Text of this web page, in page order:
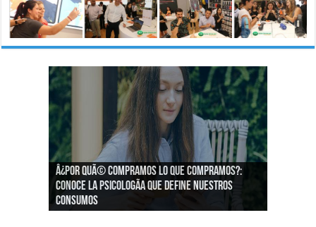
Â¿CÃ³mo podemos asegurar un espacio de
igualdad en el trabajo?
Â¿Por quÃ© compramos lo que compramos?:
Conoce la psicologÃ­a que define nuestros
consumos